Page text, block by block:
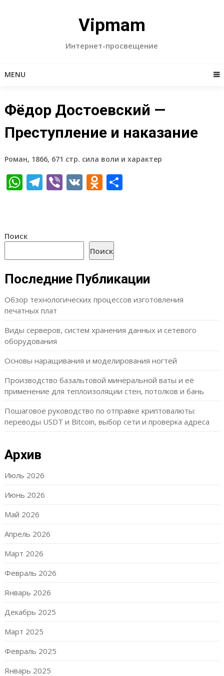
Vipmam
Интернет-просвещение
MENU
Фёдор Достоевский —
Преступление и наказание
Роман, 1866, 671 стр. сила воли и характер
WhatsApp
Telegram
Viber
VKOdnoklassniki
Отправить
Поиск
Поиск
Последние Публикации
Обзор технологических процессов изготовления
печатных плат
Виды серверов, систем хранения данных и сетевого
оборудования
Основы наращивания и моделирования ногтей
Производство базальтовой минеральной ваты и её
применение для теплоизоляции стен, потолков и бань
Пошаговое руководство по отправке криптовалюты:
переводы USDT и Bitcoin, выбор сети и проверка адреса
Архив
Июль 2026
Июнь 2026
Май 2026
Апрель 2026
Март 2026
Февраль 2026
Январь 2026
Декабрь 2025
Март 2025
Февраль 2025
Январь 2025